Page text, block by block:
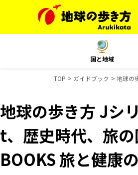
国と地域
TOP ガイドブック 地球の
地球の歩き方 Jシ
t、歴史時代、旅の
BOOKS 旅と健康